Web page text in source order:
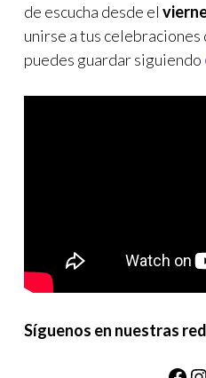
de escucha desde el
unirse a tus
puedes guardar siguiendo
Síguenos en nuestras